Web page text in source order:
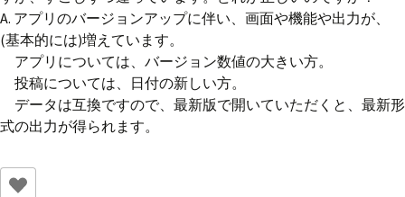
A. アプリのバージョンアップに伴い、画面や機能や出力が、
(基本的には)増えています。
アプリについては、バージョン数値の大きい方。
投稿については、日付の新しい方。
データは互換ですので、最新版で開いていただくと、最新形
式の出力が得られます。